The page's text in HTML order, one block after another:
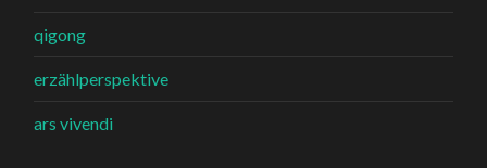
qigong
erzählperspektive
ars vivendi